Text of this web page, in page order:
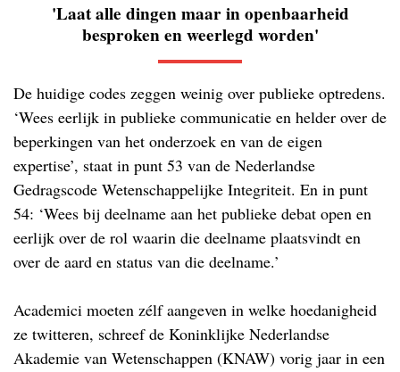
'Laat alle dingen maar in openbaarheid
besproken en weerlegd worden'
De huidige codes zeggen weinig over publieke optredens.
‘Wees eerlijk in publieke communicatie en helder over de
beperkingen van het onderzoek en van de eigen
expertise’, staat in punt 53 van de Nederlandse
Gedragscode Wetenschappelijke Integriteit. En in punt
54: ‘Wees bij deelname aan het publieke debat open en
eerlijk over de rol waarin die deelname plaatsvindt en
over de aard en status van die deelname.’
Academici moeten zélf aangeven in welke hoedanigheid
ze twitteren, schreef de Koninklijke Nederlandse
Akademie van Wetenschappen (KNAW) vorig jaar in een